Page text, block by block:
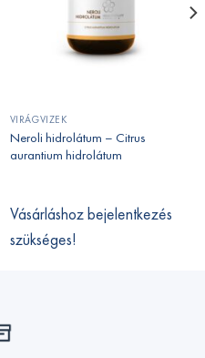
VIRÁGVIZEK
Neroli hidrolátum – Citrus
aurantium hidrolátum
Vásárláshoz bejelentkezés
szükséges!